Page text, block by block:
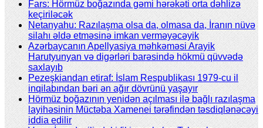
Fars: Hörmüz boğazında gəmi hərəkəti orta dəhlizə
keçiriləcək
Netanyahu: Razılaşma olsa da, olmasa da, İranın nüvə
silahı əldə etməsinə imkan verməyəcəyik
Azərbaycanın Apellyasiya məhkəməsi Arayik
Harutyunyan və digərləri barəsində hökmü qüvvədə
saxlayıb
Pezeşkiandan etiraf: İslam Respublikası 1979-cu il
inqilabından bəri ən ağır dövrünü yaşayır
Hörmüz boğazının yenidən açılması ilə bağlı razılaşma
layihəsinin Müctəba Xamenei tərəfindən təsdiqlənəcəyi
iddia edilir